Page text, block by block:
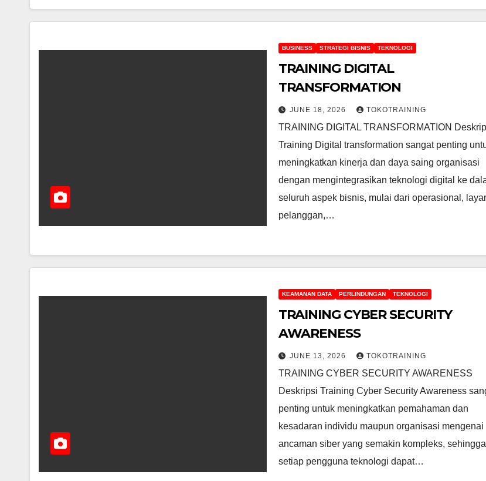
BUSINESS STRATEGI BISNIS TEKNOLOGI
TRAINING DIGITAL
TRANSFORMATION
JUNE 18, 2026 TOKOTRAINING
TRAINING DIGITAL TRANSFORMATION
Training Digital transformation sangat penting
meningkatkan kinerja dan daya saing organisasi
dengan mengintegrasikan teknologi digital ke
seluruh aspek bisnis, mulai dari operasional,
pelanggan,…
KEAMANAN DATA PERLINDUNGAN TEKNOLOGI
TRAINING CYBER SECURITY
AWARENESS
JUNE 13, 2026 TOKOTRAINING
TRAINING CYBER SECURITY AWARENESS
Deskripsi Training Cyber Security Awareness
penting untuk meningkatkan pemahaman dan
kesadaran individu maupun organisasi mengenai
ancaman siber yang semakin kompleks, sehingga
setiap pengguna teknologi dapat…